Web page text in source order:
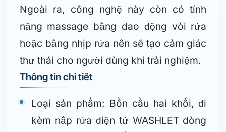
Ngoài ra, công nghệ này còn có tính
năng massage bằng dao động vòi rửa
hoặc bằng nhịp rửa nên sẽ tạo cảm giác
thư thái cho người dùng khi trải nghiệm.
Thông tin chi tiết
Loại sản phẩm: Bồn cầu hai khối, đi
kèm nắp rửa điện tử WASHLET dòng